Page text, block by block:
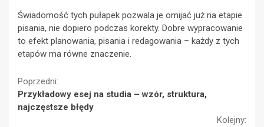
Świadomość tych pułapek pozwala je omijać już na etapie
pisania, nie dopiero podczas korekty. Dobre wypracowanie
to efekt planowania, pisania i redagowania – każdy z tych
etapów ma równe znaczenie.
Continue
Reading
Poprzedni:
Przykładowy esej na studia – wzór, struktura,
najczęstsze błędy
Kolejny: